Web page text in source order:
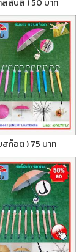
สลับสี ) 50 บาท
สก๊อต ) 75 บาท